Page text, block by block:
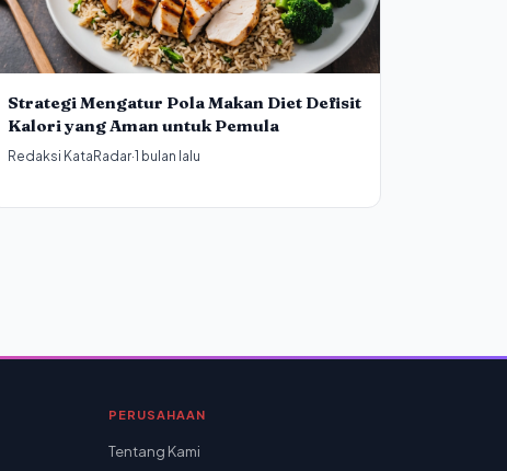
Strategi Mengatur Pola Makan Diet Defisit
Kalori yang Aman untuk Pemula
Redaksi KataRadar·1 bulan lalu
PERUSAHAAN
Tentang Kami